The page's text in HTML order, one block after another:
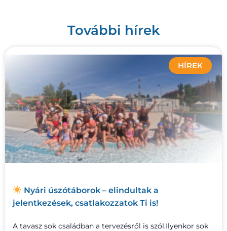
További hírek
HÍREK
Nyári úszótáborok – elindultak a
jelentkezések, csatlakozzatok Ti is!
A tavasz sok családban a tervezésről is szól.Ilyenkor sok